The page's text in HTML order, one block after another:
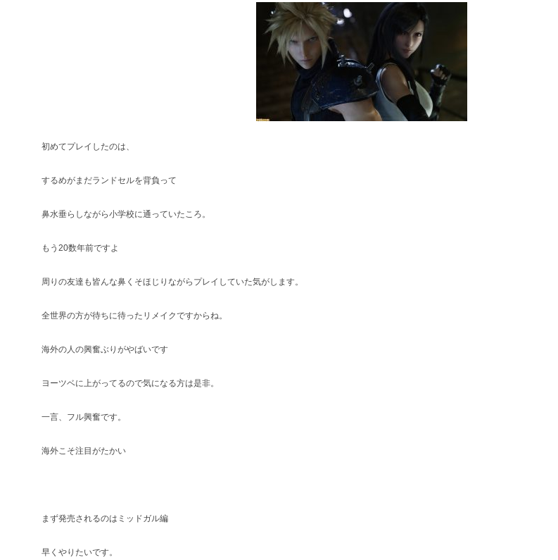
初めてプレイしたのは、
するめがまだランドセルを背負って
鼻水垂らしながら小学校に通っていたころ。
もう20数年前ですよ
周りの友達も皆んな鼻くそほじりながらプレイしていた気がします。
全世界の方が待ちに待ったリメイクですからね。
海外の人の興奮ぶりがやばいです
ヨーツベに上がってるので気になる方は是非。
一言、フル興奮です。
海外こそ注目がたかい
まず発売されるのはミッドガル編
早くやりたいです。